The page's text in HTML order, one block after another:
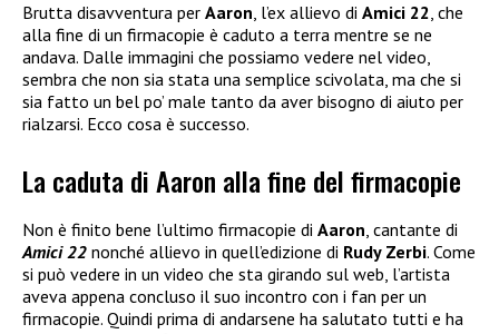
Brutta disavventura per Aaron, l’ex allievo di Amici 22, che
alla fine di un firmacopie è caduto a terra mentre se ne
andava. Dalle immagini che possiamo vedere nel video,
sembra che non sia stata una semplice scivolata, ma che si
sia fatto un bel po’ male tanto da aver bisogno di aiuto per
rialzarsi. Ecco cosa è successo.
La caduta di Aaron alla fine del firmacopie
Non è finito bene l’ultimo firmacopie di Aaron , cantante di
Amici 22 nonché allievo in quell’edizione di Rudy Zerbi. Come
si può vedere in un video che sta girando sul web, l’artista
aveva appena concluso il suo incontro con i fan per un
firmacopie. Quindi prima di andarsene ha salutato tutti e ha